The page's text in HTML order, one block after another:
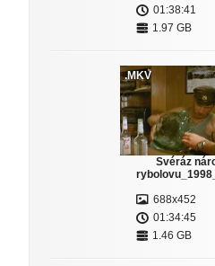
01:38:41
1.97 GB
.MKV
Svéráz
688x452
01:34:45
1.46 GB